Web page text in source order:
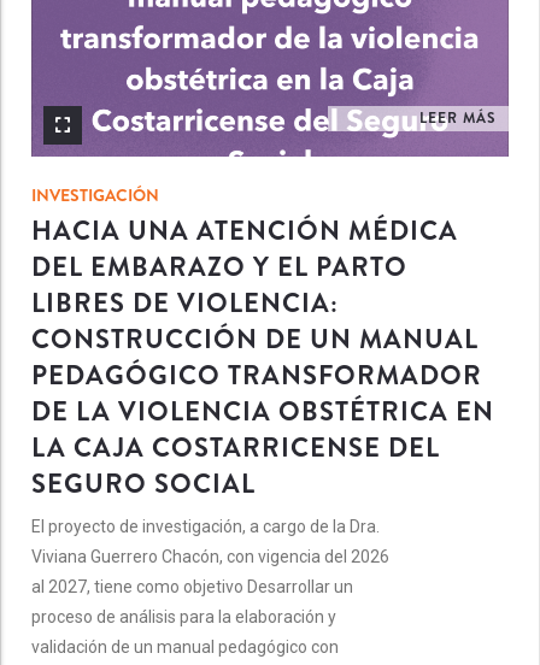
LEER MÁS
INVESTIGACIÓN
HACIA UNA ATENCIÓN MÉDICA
DEL EMBARAZO Y EL PARTO
LIBRES DE VIOLENCIA:
CONSTRUCCIÓN DE UN MANUAL
PEDAGÓGICO TRANSFORMADOR
DE LA VIOLENCIA OBSTÉTRICA EN
LA CAJA COSTARRICENSE DEL
SEGURO SOCIAL
El proyecto de investigación, a cargo de la Dra.
Viviana Guerrero Chacón, con vigencia del 2026
al 2027, tiene como objetivo Desarrollar un
proceso de análisis para la elaboración y
validación de un manual pedagógico con